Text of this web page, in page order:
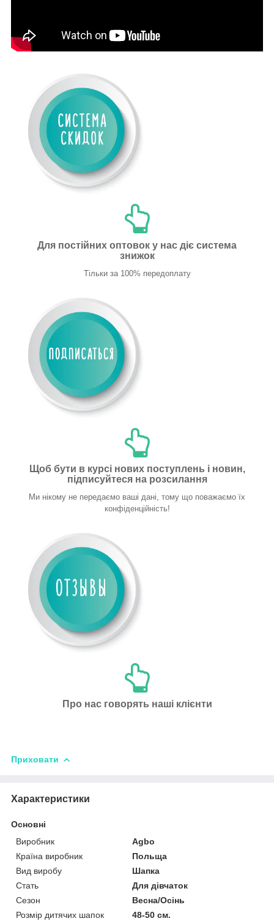
Для постійних оптовок у нас діє система
знижок
Тільки за 100% передоплату
Щоб бути в курсі нових поступлень і новин,
підписуйтеся на розсилання
Ми нікому не передаємо ваші дані, тому що поважаємо їх
конфіденційність!
Про нас говорять наші клієнти
Приховати
Характеристики
Основні
Виробник
Agbo
Країна виробник
Польща
Вид виробу
Шапка
Стать
Для дівчаток
Сезон
Весна/Осінь
Розмір дитячих шапок
48-50 см.